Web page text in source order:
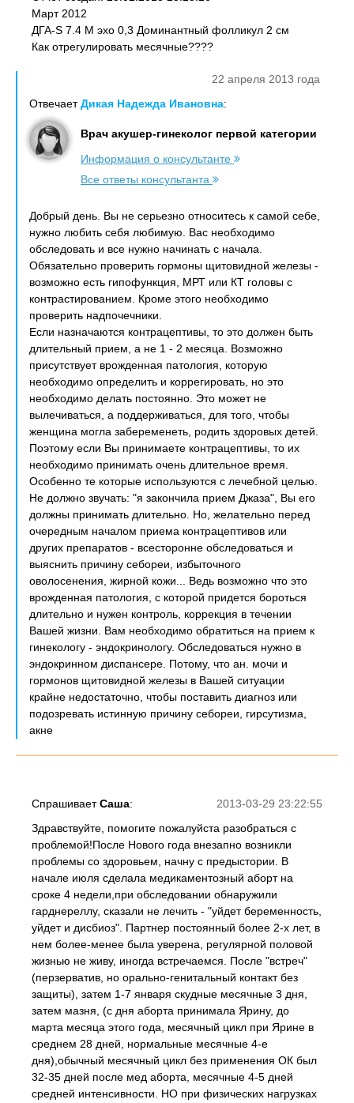
Март 2012
ДГА-S 7.4 М эхо 0,3 Доминантный фолликул 2 см
Как отрегулировать месячные????
22 апреля 2013 года
ОтвечаетДикая Надежда Ивановна:
Врач акушер-гинеколог первой категории
Информация о консультанте
Все ответы консультанта
Добрый день. Вы не серьезно относитесь к самой себе,
нужно любить себя любимую. Вас необходимо
обследовать и все нужно начинать с начала.
Обязательно проверить гормоны щитовидной железы -
возможно есть гипофункция, МРТ или КТ головы с
контрастированием. Кроме этого необходимо
проверить надпочечники.
Если назначаются контрацептивы, то это должен быть
длительный прием, а не 1 - 2 месяца. Возможно
присутствует врожденная патология, которую
необходимо определить и коррегировать, но это
необходимо делать постоянно. Это может не
вылечиваться, а поддерживаться, для того, чтобы
женщина могла забеременеть, родить здоровых детей.
Поэтому если Вы принимаете контрацептивы, то их
необходимо принимать очень длительное время.
Особенно те которые используются с лечебной целью.
Не должно звучать: "я закончила прием Джаза", Вы его
должны принимать длительно. Но, желательно перед
очередным началом приема контрацептивов или
других препаратов - всесторонне обследоваться и
выяснить причину себореи, избыточного
оволосенения, жирной кожи... Ведь возможно что это
врожденная патология, с которой придется бороться
длительно и нужен контроль, коррекция в течении
Вашей жизни. Вам необходимо обратиться на прием к
гинекологу - эндокринологу. Обследоваться нужно в
эндокринном диспансере. Потому, что ан. мочи и
гормонов щитовидной железы в Вашей ситуации
крайне недостаточно, чтобы поставить диагноз или
подозревать истинную причину себореи, гирсутизма,
акне
2013-03-29 23:22:55
СпрашиваетСаша:
Здравствуйте, помогите пожалуйста разобраться с
проблемой!После Нового года внезапно возникли
проблемы со здоровьем, начну с предыстории. В
начале июля сделала медикаментозный аборт на
сроке 4 недели,при обследовании обнаружили
гарднереллу, сказали не лечить - "уйдет беременность,
уйдет и дисбиоз". Партнер постоянный более 2-х лет, в
нем более-менее была уверена, регулярной половой
жизнью не живу, иногда встречаемся. После "встреч"
(перзерватив, но орально-генитальный контакт без
защиты), затем 1-7 января скудные месячные 3 дня,
затем мазня, (с дня аборта принимала Ярину, до
марта месяца этого года, месячный цикл при Ярине в
среднем 28 дней, нормальные месячные 4-е
дня),обычный месячный цикл без применения ОК был
32-35 дней после мед аборта, месячные 4-5 дней
средней интенсивности. НО при физических нагрузках